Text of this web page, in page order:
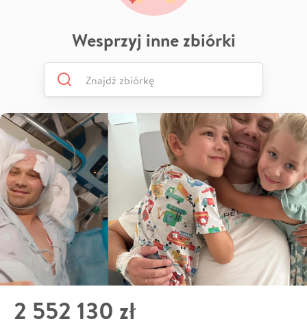
Wesprzyj inne zbiórki
2 552 130 zł